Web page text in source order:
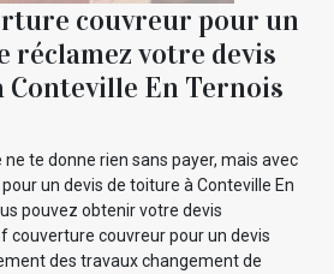
couvreur pour un
réclamez votre devis
En Ternois
te donne rien sans payer, mais avec
un devis de toiture à Conteville En
pouvez obtenir votre devis
couverture couvreur pour un devis
des travaux changement de